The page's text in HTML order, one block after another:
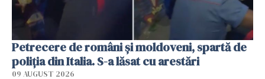
Petrecere de români și moldoveni, spartă de
poliția din Italia. S-a lăsat cu arestări
09 AUGUST 2026